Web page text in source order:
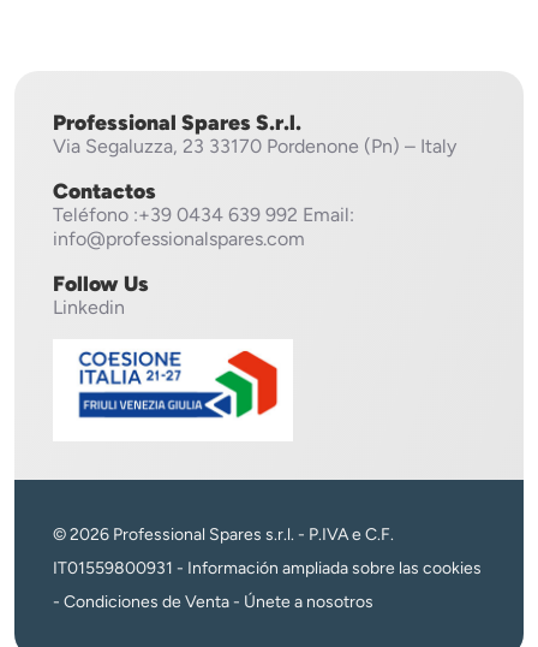
Professional Spares S.r.l.
Via Segaluzza, 23 33170 Pordenone (Pn) – Italy
Contactos
Teléfono :+39 0434 639 992 Email:
info@professionalspares.com
Follow Us
Linkedin
© 2026 Professional Spares s.r.l. - P.IVA e C.F.
IT01559800931 - Información ampliada sobre las cookies
- Condiciones de Venta- Únete a nosotros